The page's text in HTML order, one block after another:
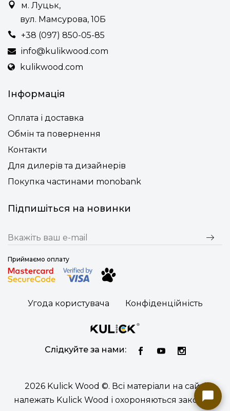
м. Луцьк,
вул. Мамсурова, 10Б
+38 (097) 850-05-85
info@kulikwood.com
kulikwood.com
Інформація
Оплата і доставка
Обмін та повернення
Контакти
Для дилерів та дизайнерів
Покупка частинами monobank
Підпишіться на новинки
Приймаємо оплату
Угода користувача Конфіденційність
Слідкуйте за нами:
2026 Kulick Wood ©. Всі матеріали на сайті
належать Kulick Wood і охороняються законом.